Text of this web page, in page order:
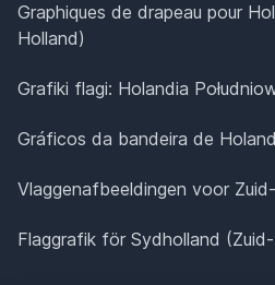
Graphiques de drapeau pour
Holland)
Grafiki flagi: Holandia
Gráficos da bandeira de
Vlaggenafbeeldingen voor
Flaggrafik för Sydholland